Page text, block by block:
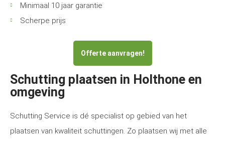
Minimaal 10 jaar garantie
Scherpe prijs
Offerte aanvragen!
Schutting plaatsen in Holthone en
omgeving
Schutting Service is dé specialist op gebied van het
plaatsen van kwaliteit schuttingen. Zo plaatsen wij met alle